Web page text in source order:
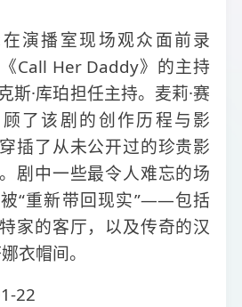
演播室现场观众面前录
Call Her Daddy》的主持
斯·库珀担任主持。麦莉·赛
了该剧的创作历程与影
插了从未公开过的珍贵影
剧中一些最令人难忘的场
“重新带回现实”——包括
家的客厅，以及传奇的汉
衣帽间。
22